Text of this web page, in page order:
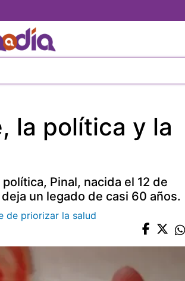
al
contenido
principal
la política y la
Pinal, nacida el 12 de
un legado de casi 60 años.
de priorizar la salud